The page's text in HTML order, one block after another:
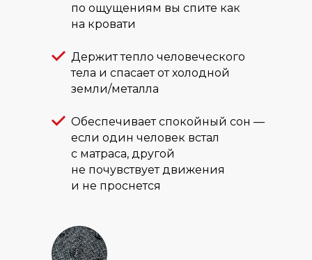
по ощущениям вы спите как
на кровати
Держит тепло человеческого
тела и спасает от холодной
земли/металла
Обеспечивает спокойный сон —
если один человек встал
с матраса, другой
не почувствует движения
и не проснется